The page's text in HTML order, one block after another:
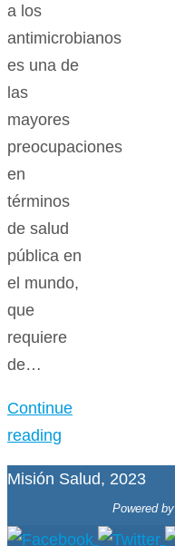
a los
antimicrobianos
es una de
las
mayores
preocupaciones
en
términos
de salud
pública en
el mundo,
que
requiere
de…
Continue
reading
Misión Salud, 2023
Powered by